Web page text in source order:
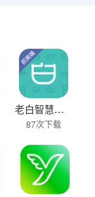
老白智慧药房
87次下载